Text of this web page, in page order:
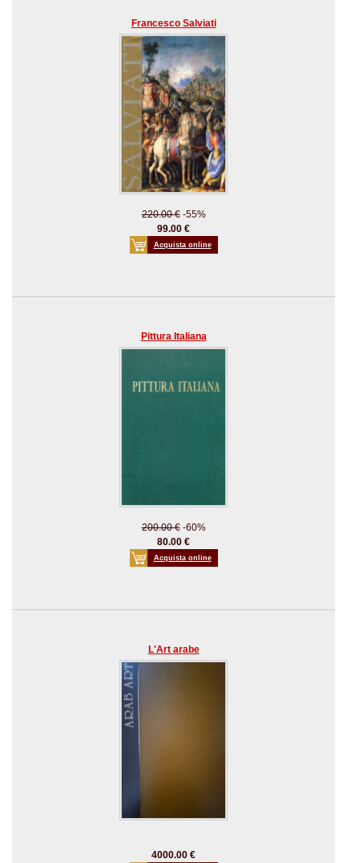
Francesco Salviati
220.00 €-55%
99.00 €
Acquista online
Pittura Italiana
200.00 €-60%
80.00 €
Acquista online
L'Art arabe
4000.00 €